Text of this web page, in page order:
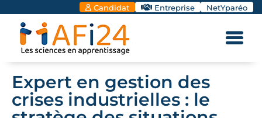
Candidat Entreprise NetYparéo
Expert en gestion des
crises industrielles : le